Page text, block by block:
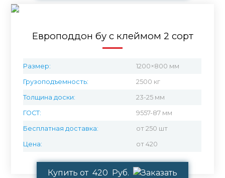
Европоддон бу с клеймом 2 сорт
Размер: 1200×800 мм
Грузоподъемность: 2500 кг
Толщина доски: 23-25 мм
ГОСТ: 9557-87 мм
Бесплатная доставка: от 250 шт
Цена: от 420
Купить от 420 Руб.